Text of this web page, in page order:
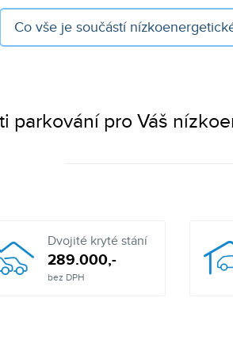
Co vše je součástí
parkování pro Váš
Dvojité kryté stání
289.000,-
bez DPH